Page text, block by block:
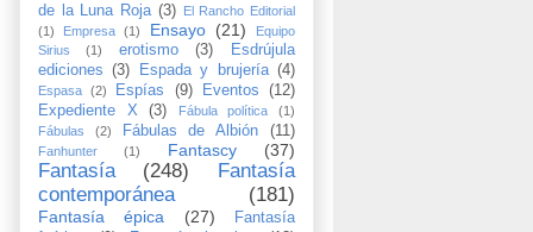
de la Luna Roja (3) El Rancho Editorial
(1)
Empresa (1) Ensayo (21)
Equipo
Sirius
(1) erotismo (3)
Esdrújula
ediciones
(3) Espada y brujería (4)
Espasa (2) Espías (9) Eventos
(12)
Expediente X
(3) Fábula política
(1)
Fábulas
(2) Fábulas de Albión (11)
Fanhunter (1) Fantascy (37)
Fantasía (248)
Fantasía
contemporánea
(181)
Fantasía épica (27)
Fantasía